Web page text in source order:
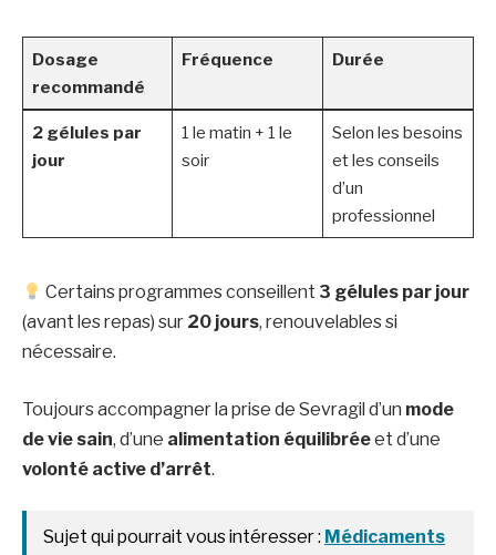
Dosage
recommandé
Fréquence Durée
2 gélules par
jour
1 le matin + 1 le
soir
Selon les besoins
et les conseils
d’un
professionnel
Certains programmes conseillent 3 gélules par jour
(avant les repas) sur 20 jours, renouvelables si
nécessaire.
Toujours accompagner la prise de Sevragil d’un mode
de vie sain, d’une alimentation équilibréeet d’une
volonté active d’arrêt.
Sujet qui pourrait vous intéresser : Médicaments